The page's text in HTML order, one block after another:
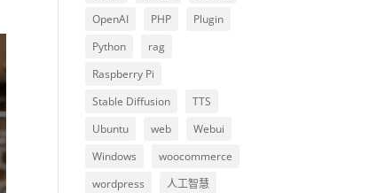
OpenAI
PHP
Plugin
Python
rag
Raspberry Pi
Stable Diffusion
TTS
Ubuntu
web
Webui
Windows
woocommerce
wordpress
人工智慧